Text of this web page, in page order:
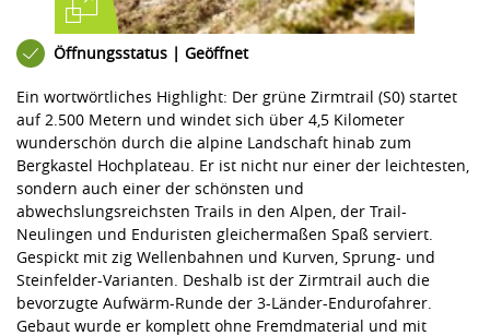
Öffnungsstatus | Geöffnet
Ein wortwörtliches Highlight: Der grüne Zirmtrail (S0) startet
auf 2.500 Metern und windet sich über 4,5 Kilometer
wunderschön durch die alpine Landschaft hinab zum
Bergkastel Hochplateau. Er ist nicht nur einer der leichtesten,
sondern auch einer der schönsten und
abwechslungsreichsten Trails in den Alpen, der Trail-
Neulingen und Enduristen gleichermaßen Spaß serviert.
Gespickt mit zig Wellenbahnen und Kurven, Sprung- und
Steinfelder-Varianten. Deshalb ist der Zirmtrail auch die
bevorzugte Aufwärm-Runde der 3-Länder-Endurofahrer.
Gebaut wurde er komplett ohne Fremdmaterial und mit